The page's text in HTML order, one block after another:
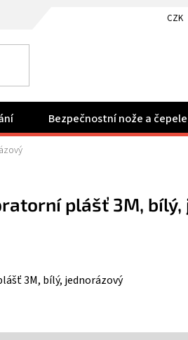
CZK
Bezpečnostní nože a čepele
3M, bílý, jednorázový
plášť 3M, bílý,